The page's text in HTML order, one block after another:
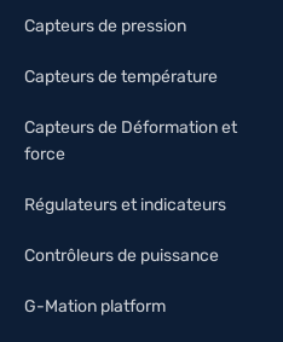
Capteurs de pression
Capteurs de température
Capteurs de Déformation et
force
Régulateurs et indicateurs
Contrôleurs de puissance
G-Mation platform